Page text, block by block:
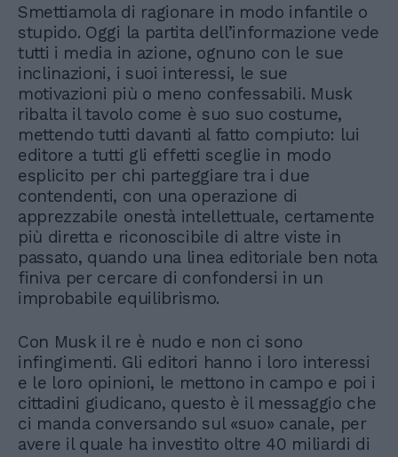
Smettiamola di ragionare in modo infantile o
stupido. Oggi la partita dell’informazione vede
tutti i media in azione, ognuno con le sue
inclinazioni, i suoi interessi, le sue
motivazioni più o meno confessabili. Musk
ribalta il tavolo come è suo suo costume,
mettendo tutti davanti al fatto compiuto: lui
editore a tutti gli effetti sceglie in modo
esplicito per chi parteggiare tra i due
contendenti, con una operazione di
apprezzabile onestà intellettuale, certamente
più diretta e riconoscibile di altre viste in
passato, quando una linea editoriale ben nota
finiva per cercare di confondersi in un
improbabile equilibrismo.
Con Musk il re è nudo e non ci sono
infingimenti. Gli editori hanno i loro interessi
e le loro opinioni, le mettono in campo e poi i
cittadini giudicano, questo è il messaggio che
ci manda conversando sul «suo» canale, per
avere il quale ha investito oltre 40 miliardi di